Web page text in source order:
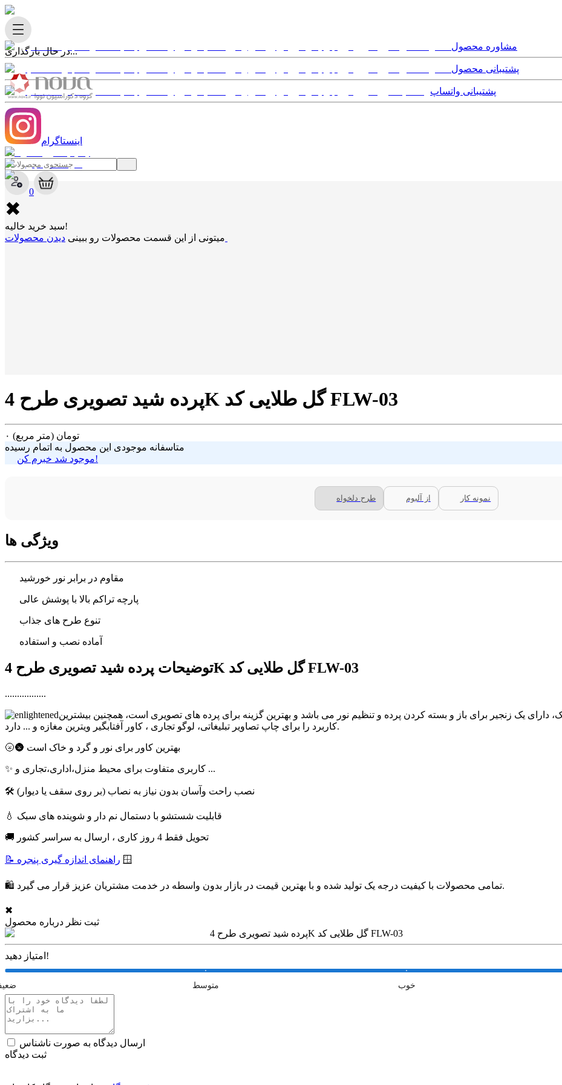
در حال بارگذاری...
✖
0
✖
سبد خرید خالیه!
میتونی از این قسمت محصولات رو ببینی
مشاوره محصول
پشتیبانی محصول
پشتیبانی واتساپ
اینستاگرام
پرده شید تصویری طرح 4K گل طلایی کد FLW-03
۰ تومان (متر مربع)
متاسفانه موجودی این محصول به اتمام رسیده
موجود شد خبرم کن!
طرح دلخواه از آلبوم نمونه کار
ویژگی ها
مقاوم در برابر نور خورشید
پارچه تراکم بالا با پوشش عالی
تنوع طرح های جذاب
آماده نصب و استفاده
توضیحات پرده شید تصویری طرح 4K گل طلایی کد FLW-03
.................
یک، دارای یک زنجیر برای باز و بسته کردن پرده و تنظیم نور می باشد و بهترین گزینه برای پرده های تصویری است، همچنین بیشترین
کاربرد را برای چاپ تصاویر تبلیغاتی، لوگو تجاری ، کاور آفتابگیر ویترین مغازه و ... دارد.
✨ کاربری متفاوت برای محیط منزل،اداری،تجاری و ...
🛠 نصب راحت وآسان بدون نیاز به نصاب (بر روی سقف یا دیوار)
💧 قابلیت شستشو با دستمال نم دار و شوینده های سبک
🚚 تحویل فقط 4 روز کاری ، ارسال به سراسر کشور
📝 راهنمای اندازه گیری پنجره 🪟
🛍 تمامی محصولات با کیفیت درجه یک تولید شده و با بهترین قیمت در بازار بدون واسطه در خدمت مشتریان عزیز قرار می گیرد.
✖
ثبت نظر درباره محصول
پرده شید تصویری طرح 4K گل طلایی کد FLW-03
امتیاز دهید!
متوسط خوب
ارسال دیدگاه به صورت ناشناس
ثبت دیدگاه